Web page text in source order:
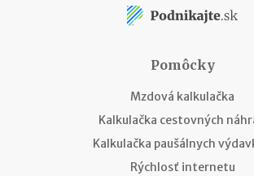
Pomôcky
Mzdová kalkulačka
Kalkulačka cestovných
Kalkulačka paušálnych
Rýchlosť internetu